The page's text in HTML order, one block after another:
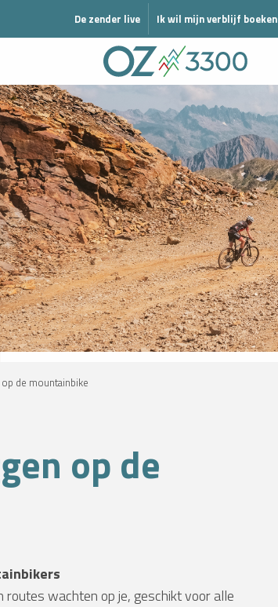
HIVER De zender live Ik wil mijn verblijf boeken
de mountainbike
op de
wachten op je, geschikt voor alle